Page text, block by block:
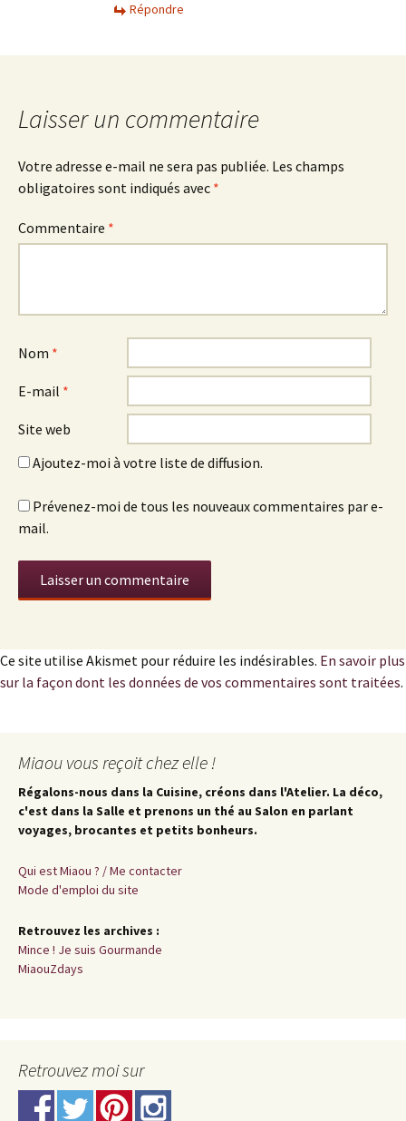
Répondre
Laisser un commentaire
Votre adresse e-mail ne sera pas publiée. Les champs
obligatoires sont indiqués avec *
Commentaire *
Nom *
E-mail *
Site web
Ajoutez-moi à votre liste de diffusion.
Prévenez-moi de tous les nouveaux commentaires par e-
mail.
Ce site utilise Akismet pour réduire les indésirables. En savoir plus
sur la façon dont les données de vos commentaires sont traitées.
Miaou vous reçoit chez elle !
Régalons-nous dans la Cuisine, créons dans l'Atelier. La déco,
c'est dans la Salle et prenons un thé au Salon en parlant
voyages, brocantes et petits bonheurs.
Qui est Miaou ? / Me contacter
Mode d'emploi du site
Retrouvez les archives :
Mince ! Je suis Gourmande
MiaouZdays
Retrouvez moi sur